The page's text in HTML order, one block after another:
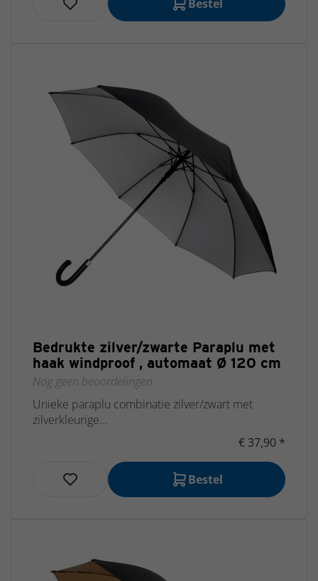
Bestel
Bedrukte zilver/zwarte Paraplu met
haak windproof , automaat Ø 120 cm
Nog geen beoordelingen
Unieke paraplu combinatie zilver/zwart met
zilverkleurige...
€ 37,90 *
Bestel